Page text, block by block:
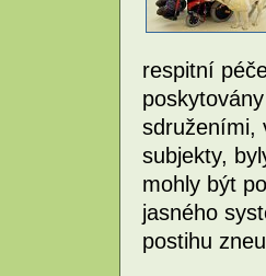
respitní
sdruženími,
subjekty,
mohly být
jasného
postihu